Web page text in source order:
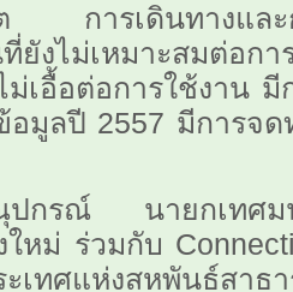
โต การเดินทางแ
ยังไม่เหมาะสมต่อก
ม่เอื้อต่อการใช้งาน
มูลปี 2557 มีการจด
รณ์ นายกเทศมน
ใหม่ ร่วมกับ
ะเทศแห่งสหพันธ์สา